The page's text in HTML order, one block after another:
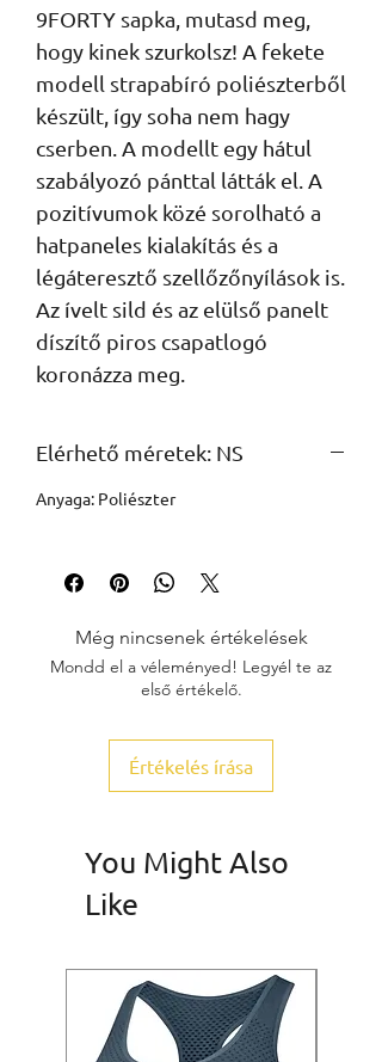
9FORTY sapka, mutasd meg,
hogy kinek szurkolsz! A fekete
modell strapabíró poliészterből
készült, így soha nem hagy
cserben. A modellt egy hátul
szabályozó pánttal látták el. A
pozitívumok közé sorolható a
hatpaneles kialakítás és a
légáteresztő szellőzőnyílások is.
Az ívelt sild és az elülső panelt
díszítő piros csapatlogó
koronázza meg.
Elérhető méretek: NS
Anyaga: Poliészter
Még nincsenek értékelések
Mondd el a véleményed! Legyél te az
első értékelő.
Értékelés írása
You Might Also
Like